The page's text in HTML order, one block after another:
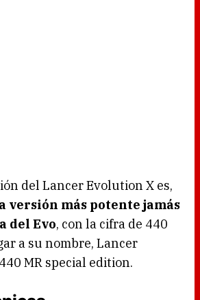
del Lancer Evolution X es,
versión más potente jamás
del Evo, con la cifra de 440
a su nombre, Lancer
MR special edition.